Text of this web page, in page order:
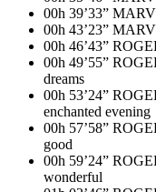
00h 39’33”
00h 43’23”
00h 46’43”
00h 49’55”
dreams
00h 53’24”
enchanted evening
00h 57’58”
good
00h 59’24”
wonderful